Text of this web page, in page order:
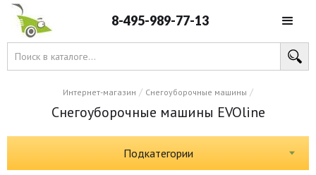
8-495-989-77-13
Интернет-магазин / Снегоуборочные машины /
Снегоуборочные машины EVOline
Подкатегории